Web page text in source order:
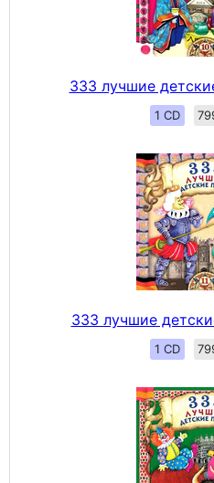
333 лучшие
1 CD
333 лучшие
1 CD